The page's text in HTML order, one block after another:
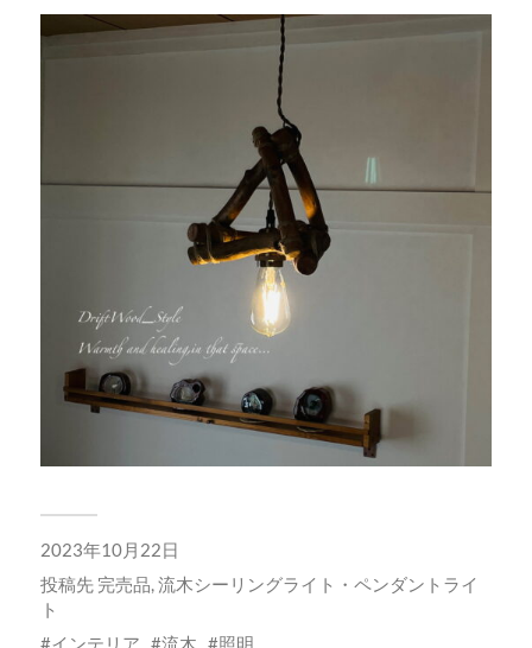
2023年10月22日
投稿先 完売品,流木シーリングライト・ペンダントライ
ト
インテリア
流木 照明